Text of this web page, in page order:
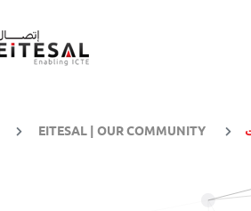
EITESAL | OUR COMMUNITY